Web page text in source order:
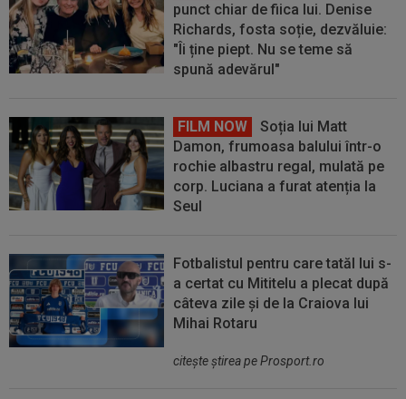
punct chiar de fiica lui. Denise
Richards, fosta soție, dezvăluie:
"Îi ține piept. Nu se teme să
spună adevărul"
FILM NOW
Soția lui Matt
Damon, frumoasa balului într-o
rochie albastru regal, mulată pe
corp. Luciana a furat atenția la
Seul
Fotbalistul pentru care tatăl lui s-
a certat cu Mititelu a plecat după
câteva zile și de la Craiova lui
Mihai Rotaru
citeşte ştirea pe Prosport.ro